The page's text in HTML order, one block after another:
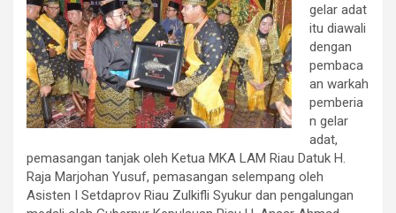
gelar adat
itu diawali
dengan
pembaca
an warkah
pemberia
n gelar
adat,
pemasangan tanjak oleh Ketua MKA LAM Riau Datuk H.
Raja Marjohan Yusuf, pemasangan selempang oleh
Asisten I Setdaprov Riau Zulkifli Syukur dan pengalungan